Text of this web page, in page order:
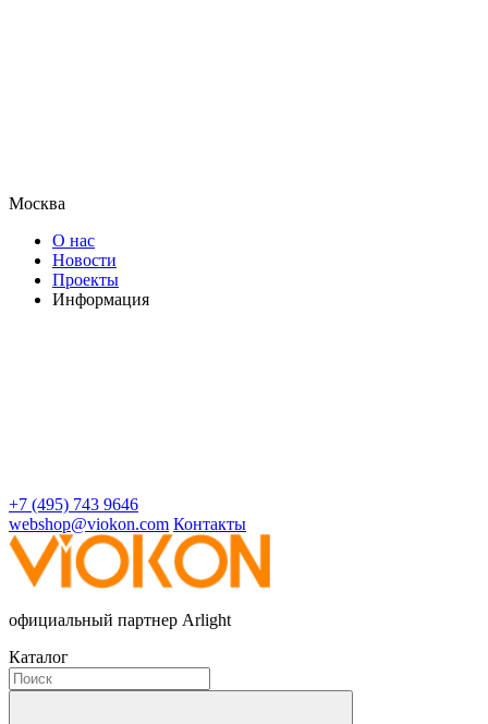
Москва
О нас
Новости
Проекты
Информация
+7 (495) 743 9646
webshop@viokon.com Контакты
официальный партнер Arlight
Каталог